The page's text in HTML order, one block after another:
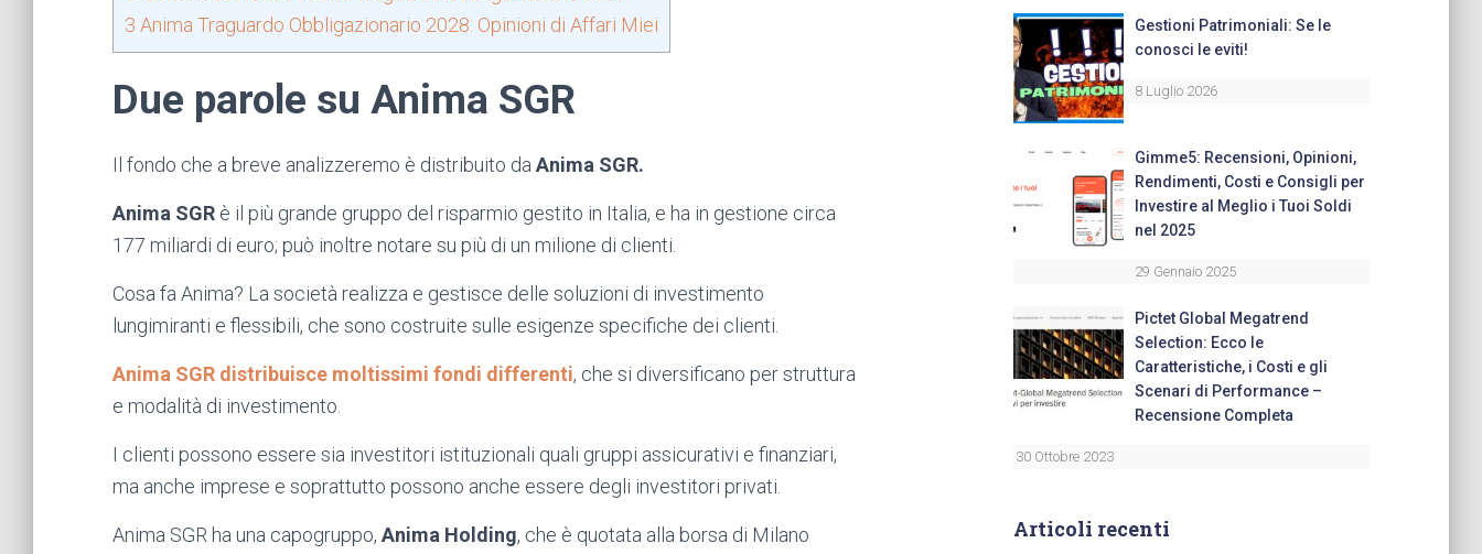
3 Anima Traguardo Obbligazionario 2028: Opinioni di Affari Miei
Due parole su Anima SGR
Il fondo che a breve analizzeremo è distribuito da Anima SGR.
Anima SGR è il più grande gruppo del risparmio gestito in Italia, e ha in gestione circa
177 miliardi di euro; può inoltre notare su più di un milione di clienti.
Cosa fa Anima? La società realizza e gestisce delle soluzioni di investimento
lungimiranti e flessibili, che sono costruite sulle esigenze specifiche dei clienti.
Anima SGR distribuisce moltissimi fondi differenti, che si diversificano per struttura
e modalità di investimento.
I clienti possono essere sia investitori istituzionali quali gruppi assicurativi e finanziari,
ma anche imprese e soprattutto possono anche essere degli investitori privati.
Anima SGR ha una capogruppo, Anima Holding, che è quotata alla borsa di Milano
Gestioni Patrimoniali: Se le
conosci le eviti!
8 Luglio 2026
Gimme5: Recensioni, Opinioni,
Rendimenti, Costi e Consigli per
Investire al Meglio i Tuoi Soldi
nel 2025
29 Gennaio 2025
Pictet Global Megatrend
Selection: Ecco le
Caratteristiche, i Costi e gli
Scenari di Performance –
Recensione Completa
30 Ottobre 2023
Articoli recenti